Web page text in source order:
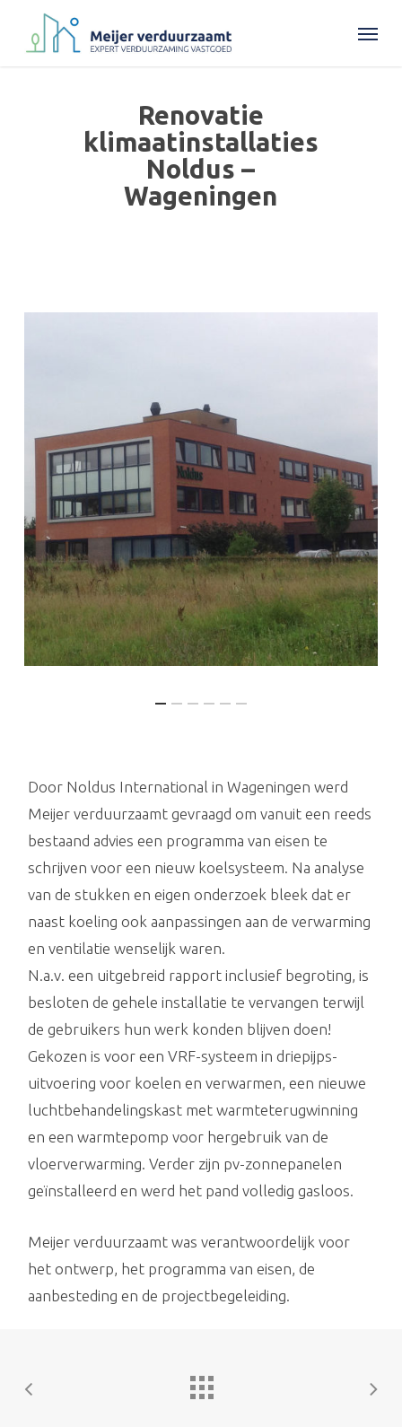
Menu
Renovatie
klimaatinstallaties
Noldus –
Wageningen
Door Noldus International in Wageningen werd
Meijer verduurzaamt gevraagd om vanuit een reeds
bestaand advies een programma van eisen te
schrijven voor een nieuw koelsysteem. Na analyse
van de stukken en eigen onderzoek bleek dat er
naast koeling ook aanpassingen aan de verwarming
en ventilatie wenselijk waren.
N.a.v. een uitgebreid rapport inclusief begroting, is
besloten de gehele installatie te vervangen terwijl
de gebruikers hun werk konden blijven doen!
Gekozen is voor een VRF-systeem in driepijps-
uitvoering voor koelen en verwarmen, een nieuwe
luchtbehandelingskast met warmteterugwinning
en een warmtepomp voor hergebruik van de
vloerverwarming. Verder zijn pv-zonnepanelen
geïnstalleerd en werd het pand volledig gasloos.
Meijer verduurzaamt was verantwoordelijk voor
het ontwerp, het programma van eisen, de
aanbesteding en de projectbegeleiding.